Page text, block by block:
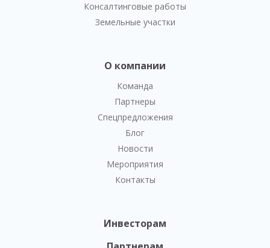
Консалтинговые работы
Земельные участки
О компании
Команда
Партнеры
Спецпредложения
Блог
Новости
Мероприятия
Контакты
Инвесторам